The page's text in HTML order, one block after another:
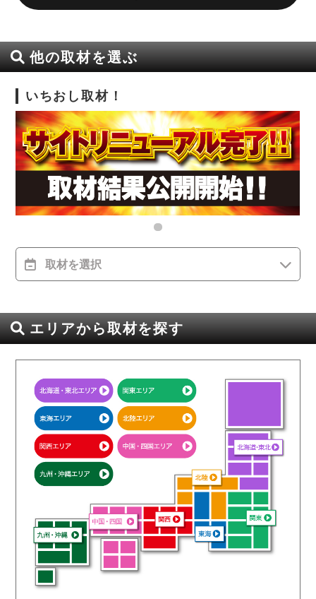
他の取材を選ぶ
いちおし取材！
取材を選択
エリアから取材を探す